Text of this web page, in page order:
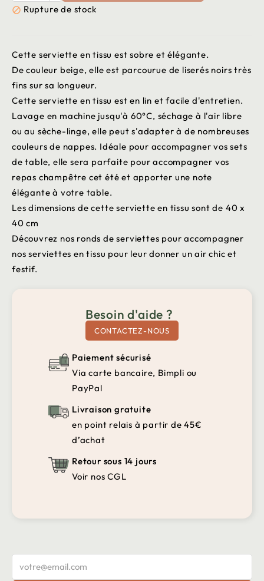
 Rupture de stock
Cette serviette en tissu est sobre et élégante.
De couleur beige, elle est parcourue de liserés noirs très
fins sur sa longueur.
Cette serviette en tissu est en lin et facile d'entretien.
Lavage en machine jusqu'à 60°C, séchage à l'air libre
ou au sèche-linge, elle peut s'adapter à de nombreuses
couleurs de nappes. Idéale pour accompagner vos sets
de table, elle sera parfaite pour accompagner vos
repas champêtre cet été et apporter une note
élégante à votre table.
Les dimensions de cette serviette en tissu sont de 40 x
40 cm
Découvrez nos ronds de serviettes pour accompagner
nos serviettes en tissu pour leur donner un air chic et
festif.
Besoin d'aide ?
CONTACTEZ-NOUS
Paiement sécurisé
Via carte bancaire, Bimpli ou
PayPal
Livraison gratuite
en point relais à partir de 45€
d’achat
Retour sous 14 jours
Voir nos CGL